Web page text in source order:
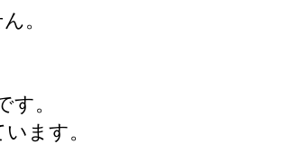
。
。
ます。